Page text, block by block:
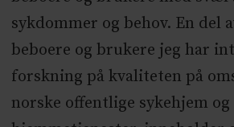
sykdommer og behov. En del
beboere og brukere jeg har
forskning på kvaliteten på
norske offentlige sykehjem og